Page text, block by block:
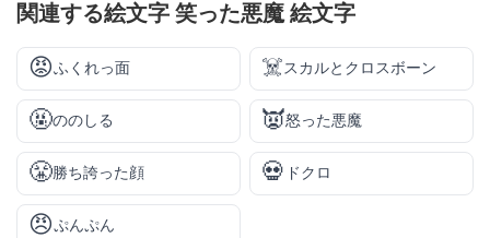
関連する絵文字 笑った悪魔 絵文字
😡ふくれっ面 ☠️スカルとクロスボーン
🤬ののしる 👿怒った悪魔
😤勝ち誇った顔 💀 ドクロ
😠ぷんぷん